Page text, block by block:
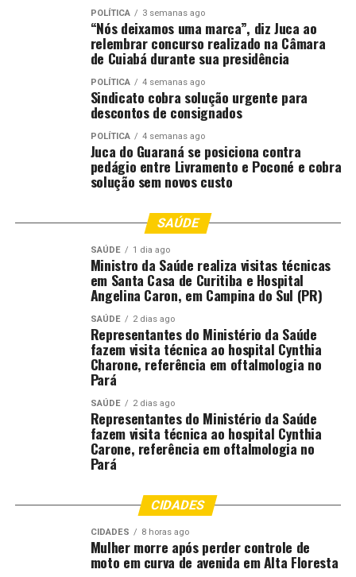
acesso pela webapareceu primeiro em
Comentários
RELATED TOPICS: ACESSO AGRICULTURA
BOVCONFORT
BOVSAN DESTAQUE PASSAM PELA
TER
Produtores rurais ajudam cientistas a monitorar a Mata
Atlântica no Espírito Santo
Ajuda federal aos agricultores dos EUA pode superar
nível da pandemia em 2026
POLÍTICA 3 semanas ago
“Nós deixamos uma marca”, diz Juca ao
relembrar concurso realizado na Câmara
de Cuiabá durante sua presidência
POLÍTICA 4 semanas ago
Sindicato cobra solução urgente para
descontos de consignados
POLÍTICA 4 semanas ago
Juca do Guaraná se posiciona contra
pedágio entre Livramento e Poconé e cobra
solução sem novos custo
SAÚDE
SAÚDE 1 dia ago
Ministro da Saúde realiza visitas técnicas
em Santa Casa de Curitiba e Hospital
Angelina Caron, em Campina do Sul (PR)
SAÚDE 2 dias ago
Representantes do Ministério da Saúde
fazem visita técnica ao hospital Cynthia
Charone, referência em oftalmologia no
Pará
SAÚDE 2 dias ago
Representantes do Ministério da Saúde
fazem visita técnica ao hospital Cynthia
Carone, referência em oftalmologia no
Pará
CIDADES
CIDADES 8 horas ago
Mulher morre após perder controle de
moto em curva de avenida em Alta Floresta